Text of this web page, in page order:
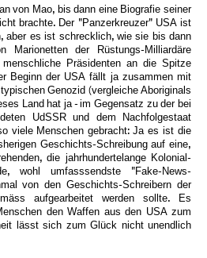
von Mao, bis dann eine Biografie seiner
brachte. Der "Panzerkreuzer" USA ist
aber es ist schrecklich, wie sie bis dann
Marionetten der Rüstungs-Milliardäre
menschliche Präsidenten an die Spitze
Beginn der USA fällt ja zusammen mit
Genozid (vergleiche Aboriginals
Land hat ja - im Gegensatz zu der bei
UdSSR und dem Nachfolgestaat
viele Menschen gebracht: Ja es ist die
Geschichts-Schreibung auf eine,
die jahrhundertelange Kolonial-
wohl umfasssendste "Fake-News-
von den Geschichts-Schreibern der
aufgearbeitet werden sollte. Es
den Waffen aus den USA zum
lässt sich zum Glück nicht unendlich